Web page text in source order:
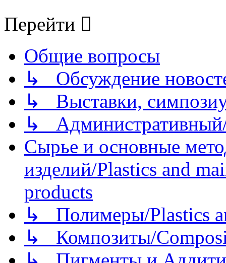
Перейти
Общие вопросы
↳ Обсуждение
↳ Выставки,
↳
Сырье и основные
изделий/Plastics and
products
↳ Полимеры/Plastics
↳ Композиты/